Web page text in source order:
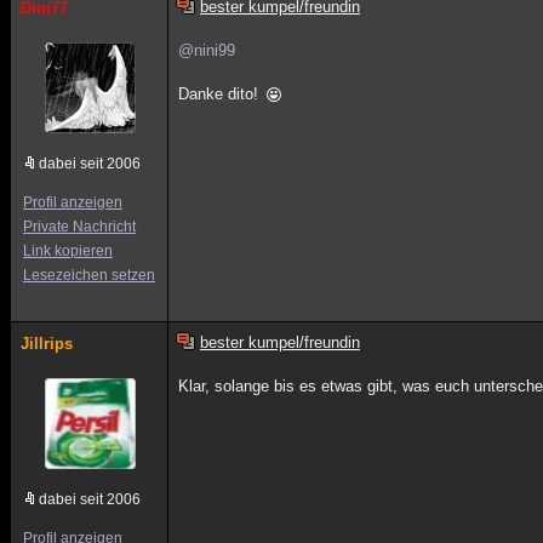
Dini77
dabei seit 2006
Profil anzeigen
Private Nachricht
Link kopieren
Lesezeichen setzen
bester kumpel/freundin
@nini99
Danke dito!
Jillrips
dabei seit 2006
Profil anzeigen
bester kumpel/freundin
Klar, solange bis es etwas gibt, was euch